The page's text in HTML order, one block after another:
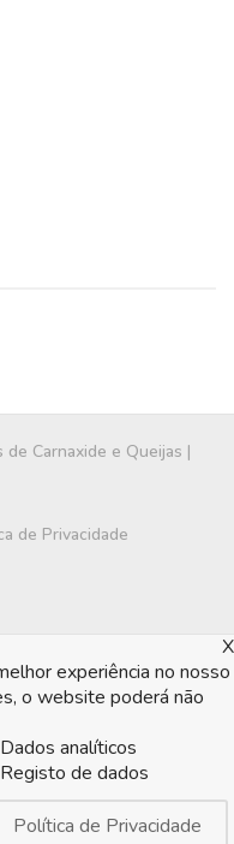
Carnaxide e Queijas |
de Privacidade
X
experiência no nosso
o website poderá não
Política de Privacidade
Dados analíticos
Registo de dados